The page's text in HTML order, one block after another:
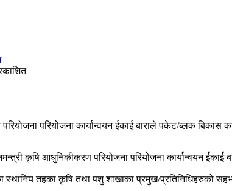
परियोजना कार्यान्वयन ईकाई बाराले पकेट/ब्लक
कृषि आधुनिकीकरण परियोजना परियोजना कार्यान्वयन
स्थानिय तहका कृषि तथा पशु शाखाका प्रमुख/प्रतिनिधिहरुको